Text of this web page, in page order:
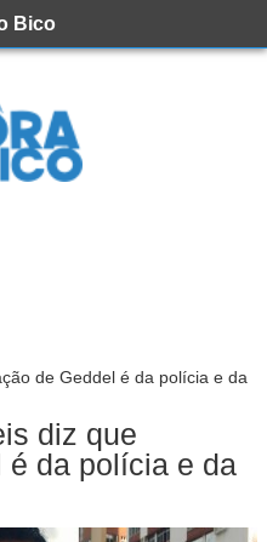
Bico
de Geddel é da polícia e da
diz que
é da polícia e da